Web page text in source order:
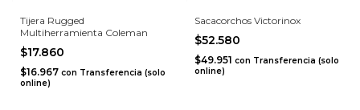
Tijera Rugged
Multiherramienta Coleman
$17.860
$16.967 con Transferencia (solo
online)
Sacacorchos Victorinox
$52.580
$49.951 con Transferencia (solo
online)